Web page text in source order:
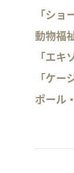
「シ
動物福
「エ
「ケ
ポール